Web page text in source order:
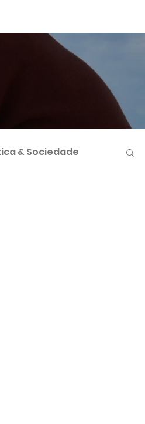
& Sociedade